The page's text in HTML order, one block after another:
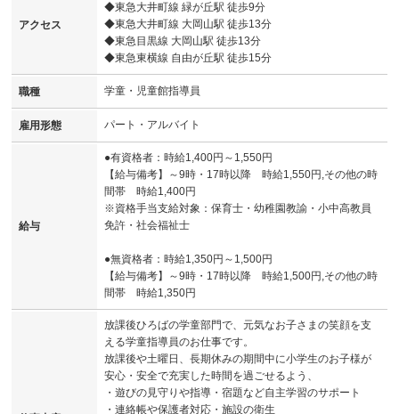
アクセス
◆東急大井町線 緑が丘駅 徒歩9分
◆東急大井町線 大岡山駅 徒歩13分
◆東急目黒線 大岡山駅 徒歩13分
◆東急東横線 自由が丘駅 徒歩15分
職種 学童・児童館指導員
雇用形態 パート・アルバイト
給与
●有資格者：時給1,400円～1,550円
【給与備考】～9時・17時以降 時給1,550円,その他の時
間帯 時給1,400円
※資格手当支給対象：保育士・幼稚園教諭・小中高教員
免許・社会福祉士
●無資格者：時給1,350円～1,500円
【給与備考】～9時・17時以降 時給1,500円,その他の時
間帯 時給1,350円
放課後ひろばの学童部門で、元気なお子さまの笑顔を支
える学童指導員のお仕事です。
放課後や土曜日、長期休みの期間中に小学生のお子様が
安心・安全で充実した時間を過ごせるよう、
・遊びの見守りや指導・宿題など自主学習のサポート
・連絡帳や保護者対応・施設の衛生